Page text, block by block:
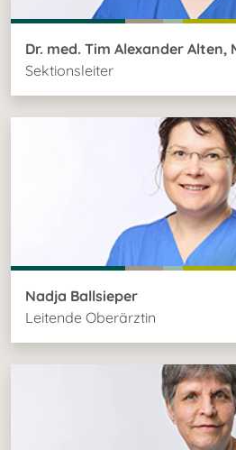
Dr. med. Tim Alexander Alten,
Sektionsleiter
Nadja Ballsieper
Leitende Oberärztin